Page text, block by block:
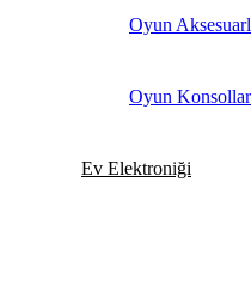
Oyun
Oyun
Ev Elektroniği